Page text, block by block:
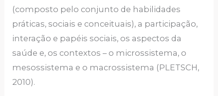
(composto pelo conjunto de habilidades
práticas, sociais e conceituais), a participação,
interação e papéis sociais, os aspectos da
saúde e, os contextos – o microssistema, o
mesossistema e o macrossistema (PLETSCH,
2010).